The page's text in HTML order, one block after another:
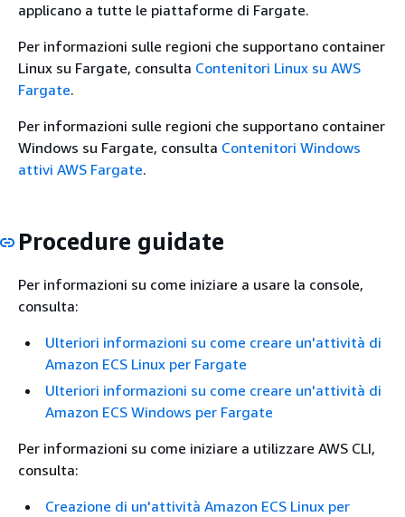
applicano a tutte le piattaforme di Fargate.
Per informazioni sulle regioni che supportano container
Linux su Fargate, consulta Contenitori Linux su AWS
Fargate.
Per informazioni sulle regioni che supportano container
Windows su Fargate, consulta Contenitori Windows
attivi AWS Fargate.
Procedure guidate
Per informazioni su come iniziare a usare la console,
consulta:
Ulteriori informazioni su come creare un'attività di
Amazon ECS Linux per Fargate
Ulteriori informazioni su come creare un'attività di
Amazon ECS Windows per Fargate
Per informazioni su come iniziare a utilizzare AWS CLI,
consulta:
Creazione di un'attività Amazon ECS Linux per